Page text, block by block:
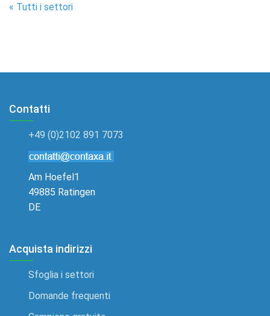
« Tutti i settori
Contatti
+49 (0)2102 891 7073
Am Hoefel1
49885 Ratingen
DE
Acquista indirizzi
Sfoglia i settori
Domande frequenti